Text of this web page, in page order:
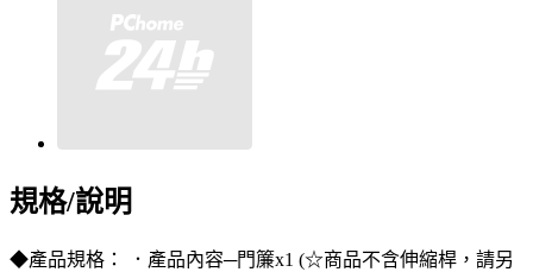
規格/說明
◆產品規格： ．產品內容─門簾x1 (☆商品不含伸縮桿，請另